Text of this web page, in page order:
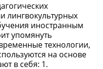
лингвокультурных
иностранным
упомянуть
технологии,
на основе
в себя: 1.